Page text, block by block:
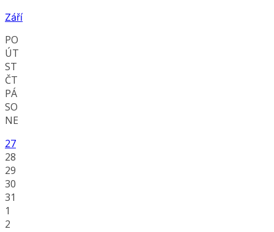
Září
PO
ÚT
ST
ČT
PÁ
SO
NE
27
28
29
30
31
1
2